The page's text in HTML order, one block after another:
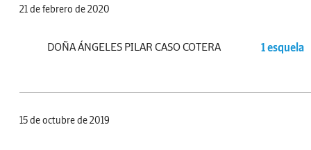
21 de febrero de 2020
DOÑA ÁNGELES PILAR CASO COTERA 1 esquela
15 de octubre de 2019